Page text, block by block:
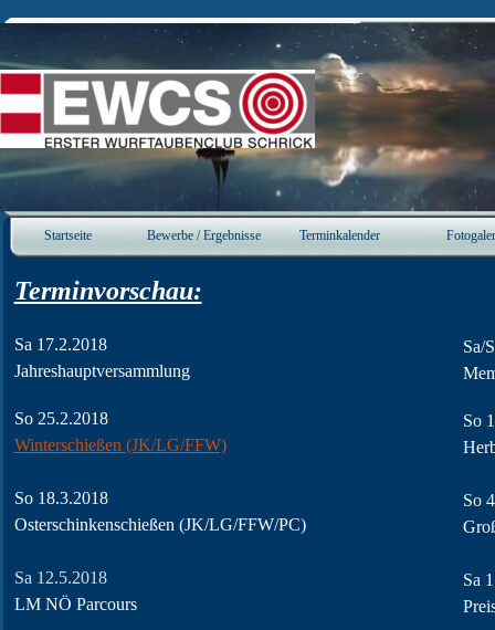
Startseite Bewerbe / Ergebnisse ▼
Terminkalender ▼
Terminvorschau:
Sa 17.2.2018
Jahreshauptversammlung
So 25.2.2018
Winterschießen (JK/LG/FFW)
So 18.3.2018
Osterschinkenschießen (JK/LG/FFW/PC)
Sa 12.5.2018
LM NÖ Parcours
Sa/
So
So
Sa